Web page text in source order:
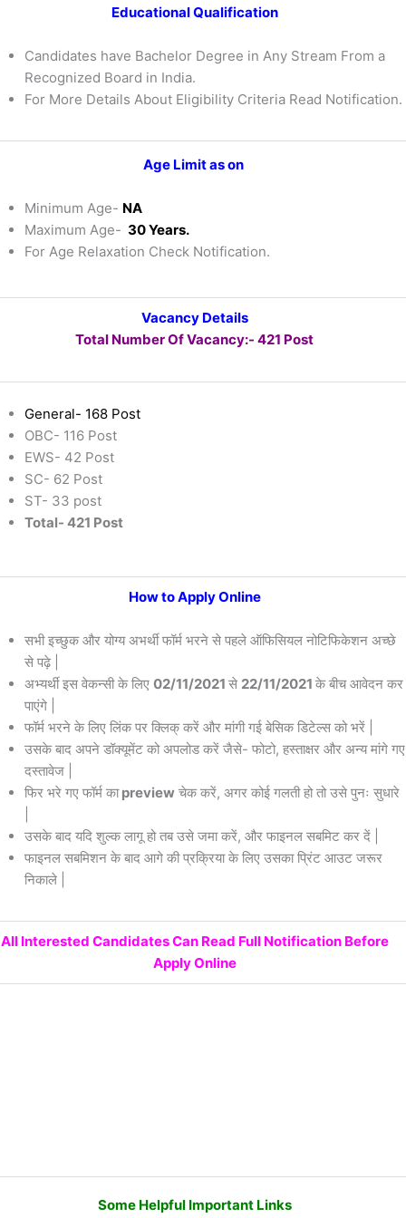
Educational Qualification
Candidates have Bachelor Degree in Any Stream From a
Recognized Board in India.
For More Details About Eligibility Criteria Read Notification.
Age Limit as on
Minimum Age- NA
Maximum Age- 30 Years.
For Age Relaxation Check Notification.
Vacancy Details
Total Number Of Vacancy:- 421 Post
General- 168 Post
OBC- 116 Post
EWS- 42 Post
SC- 62 Post
ST- 33 post
Total- 421 Post
How to Apply Online
सभी इच्छुक और योग्य अभर्थी फॉर्म भरने से पहले ऑफिसियल नोटिफिकेशन अच्छे
से पढ़े |
अभ्यर्थी इस वेकन्सी के लिए02/11/2021से 22/11/2021के बीच आवेदन कर
पाएंगे |
फॉर्म भरने के लिए लिंक पर क्लिक् करें और मांगी गई बेसिक डिटेल्स को भरें |
उसके बाद अपने डॉक्यूमेंट को अपलोड करें जैसे- फोटो, हस्ताक्षर और अन्य मांगे गए
दस्तावेज |
फिर भरे गए फॉर्म काpreview चेक करें, अगर कोई गलती हो तो उसे पुनः सुधारे
उसके बाद यदि शुल्क लागू हो तब उसे जमा करें, और फाइनल सबमिट कर दें |
फाइनल सबमिशन के बाद आगे की प्रक्रिया के लिए उसका प्रिंट आउट जरूर
निकाले |
All Interested Candidates Can Read Full Notification Before
Apply Online
Some Helpful Important Links